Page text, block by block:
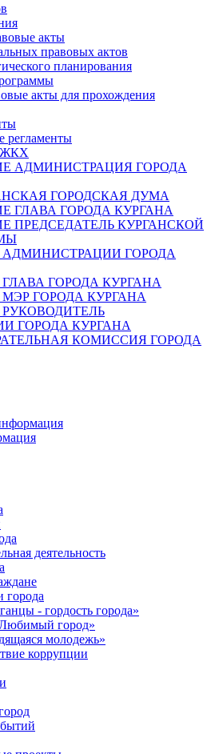
акты
правовых актов
планирования
акты для прохождения
регламенты
ЖКХ
АДМИНИСТРАЦИЯ ГОРОДА
ГОРОДСКАЯ ДУМА
ГЛАВА ГОРОДА КУРГАНА
ПРЕДСЕДАТЕЛЬ КУРГАНСКОЙ
ГОРОДА
ГОРОДА КУРГАНА
ГОРОДА КУРГАНА
ГОРОДА КУРГАНА
КОМИССИЯ ГОРОДА
деятельность
города
- гордость города»
город»
молодежь»
коррупции